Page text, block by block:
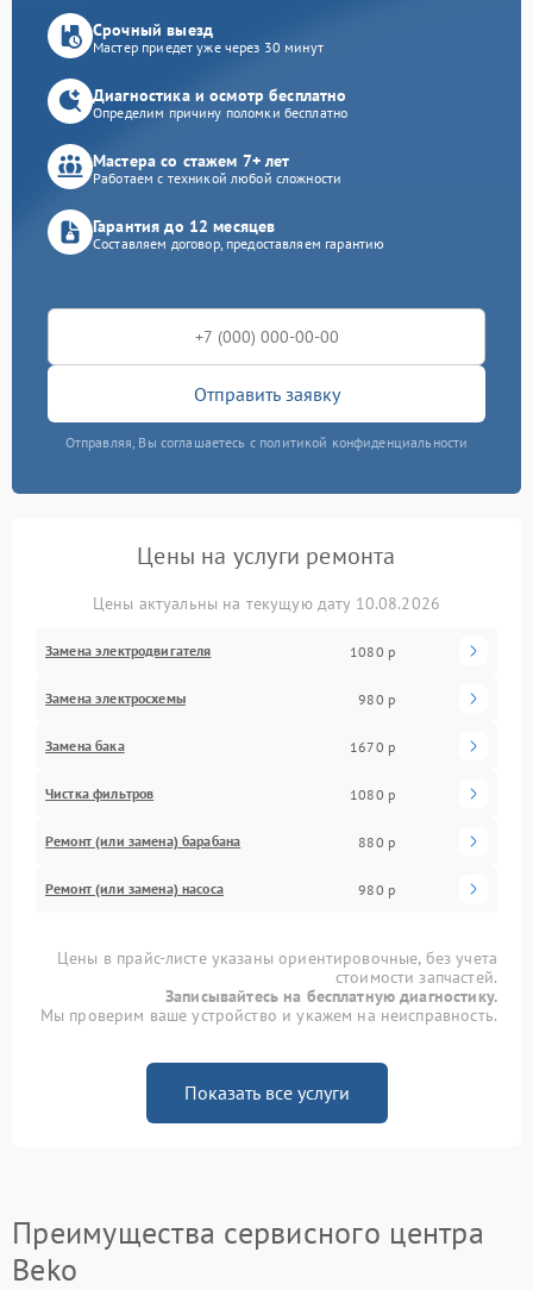
Срочный выезд
Мастер приедет уже через 30 минут
Диагностика и осмотр бесплатно
Определим причину поломки бесплатно
Мастера со стажем 7+ лет
Работаем с техникой любой сложности
Гарантия до 12 месяцев
Составляем договор, предоставляем гарантию
Отправить заявку
Отправляя, Вы соглашаетесь с политикой конфиденциальности
Цены на услуги ремонта
Цены актуальны на текущую дату 10.08.2026
Замена электродвигателя 1080 р
Замена электросхемы 980 р
Замена бака 1670 р
Чистка фильтров 1080 р
Ремонт (или замена) барабана 880 р
Ремонт (или замена) насоса 980 р
Цены в прайс-листе указаны ориентировочные, без учета
стоимости запчастей.
Записывайтесь на бесплатную диагностику.
Мы проверим ваше устройство и укажем на неисправность.
Показать все услуги
Преимущества сервисного центра
Beko